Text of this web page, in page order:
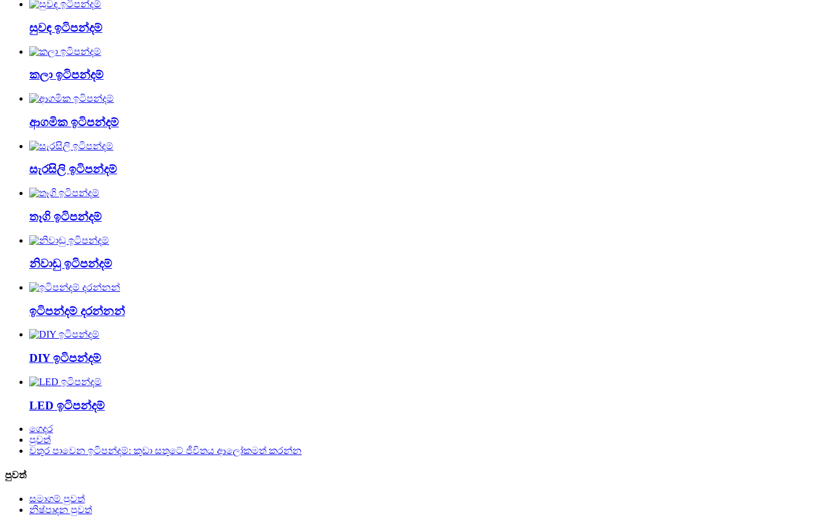
සුවඳ ඉටිපන්දම්
කලා ඉටිපන්දම්
ආගමික ඉටිපන්දම්
සැරසිලි ඉටිපන්දම්
තෑගි ඉටිපන්දම්
නිවාඩු ඉටිපන්දම්
ඉටිපන්දම් දරන්නන්
DIY ඉටිපන්දම්
LED ඉටිපන්දම්
ගෙදර
පුවත්
වතුර පාවෙන ඉටිපන්දම්: කුඩා සතුටේ ජීවිතය ආලෝකමත් කරන්න
පුවත්
සමාගම් පුවත්
නිෂ්පාදන පුවත්